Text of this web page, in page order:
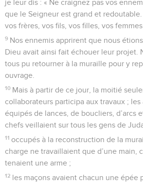
je leur dis : « Ne craignez pas vos
que le Seigneur est grand et
vos frères, vos fils, vos filles, vos
9 Nos ennemis apprirent que nous
Dieu avait ainsi fait échouer leur projet.
tous pu retourner à la muraille pour y
ouvrage.
10 Mais à partir de ce jour, la moitié
collaborateurs participa aux travaux ;
équipés de lances, de boucliers, d’arcs
chefs veillaient sur tous les gens de
11 occupés à la reconstruction de la
charge ne travaillaient que d’une main,
tenaient une arme ;
12 les maçons avaient chacun une épée